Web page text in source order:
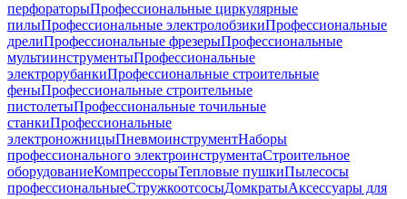
перфораторыПрофессиональные циркулярные
пилыПрофессиональные электролобзикиПрофессиональные
дрелиПрофессиональные фрезерыПрофессиональные
мультиинструментыПрофессиональные
электрорубанкиПрофессиональные строительные
феныПрофессиональные строительные
пистолетыПрофессиональные точильные
станкиПрофессиональные
электроножницыПневмоинструментНаборы
профессионального электроинструментаСтроительное
оборудованиеКомпрессорыТепловые пушкиПылесосы
профессиональныеСтружкоотсосыДомкратыАксессуары для